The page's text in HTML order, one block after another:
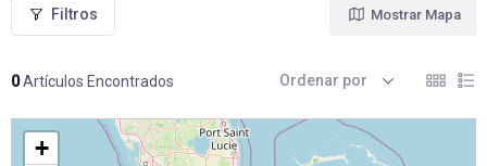
Filtros
0Artículos Encontrados
Mostrar Mapa
Ordenar por
+